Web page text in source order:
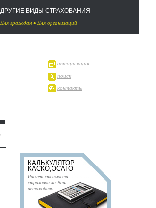
ДРУГИЕ ВИДЫ СТРАХОВАНИЯ
Для граждан •Для организаций
авторизация
поиск
контакты
КАЛЬКУЛЯТОР
КАСКО,ОСАГО
Расчёт стоимости
страховки на Ваш
автомобиль